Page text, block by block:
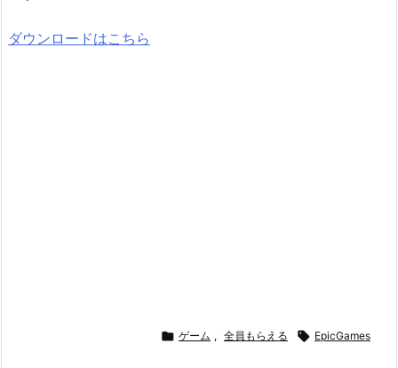
ダウンロードはこちら
 ゲーム , 全員もらえる  EpicGames